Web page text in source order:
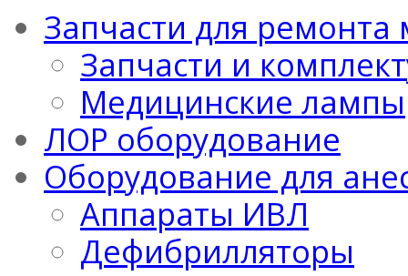
Запчасти для
Запчасти и
Медицинские лампы
ЛОР оборудование
Оборудование для
Аппараты ИВЛ
Дефибрилляторы